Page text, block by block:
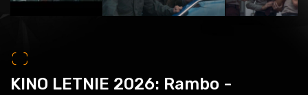
o
KINO LETNIE 2026: Rambo -